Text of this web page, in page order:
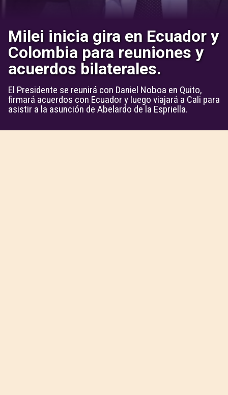
Milei inicia gira en Ecuador y
Colombia para reuniones y
acuerdos bilaterales.
El Presidente se reunirá con Daniel Noboa en Quito,
firmará acuerdos con Ecuador y luego viajará a Cali para
asistir a la asunción de Abelardo de la Espriella.